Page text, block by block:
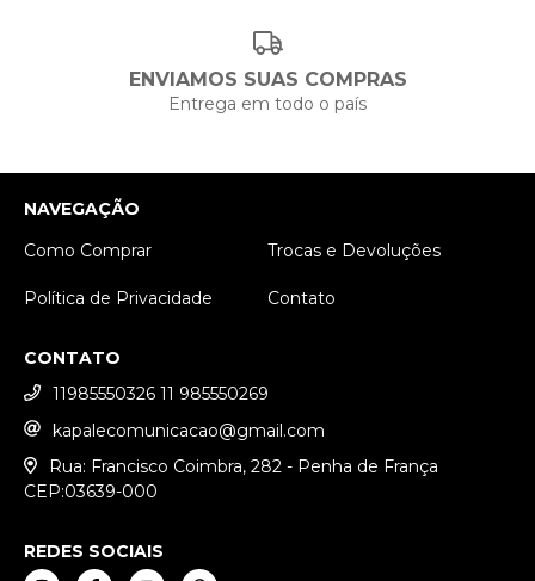
ENVIAMOS SUAS COMPRAS
Entrega em todo o país
NAVEGAÇÃO
Como Comprar
Trocas e Devoluções
Política de Privacidade Contato
CONTATO
11985550326 11 985550269
kapalecomunicacao@gmail.com
Rua: Francisco Coimbra, 282 - Penha de França
CEP:03639-000
REDES SOCIAIS